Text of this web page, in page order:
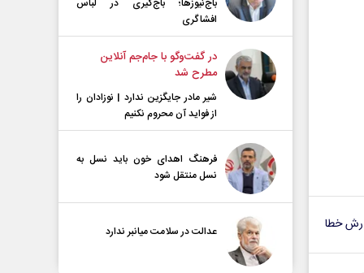
خطا
باج‌نیوزها؛ باج‌گیری در لباس
افشاگری
در گفت‌و‌گو با جام‌جم آنلاین
مطرح شد
شیر مادر جایگزین ندارد | نوزادان را
از فواید آن محروم نکنیم
فرهنگ اهدای خون باید نسل به
نسل منتقل شود
عدالت در سلامت میانبر ندارد